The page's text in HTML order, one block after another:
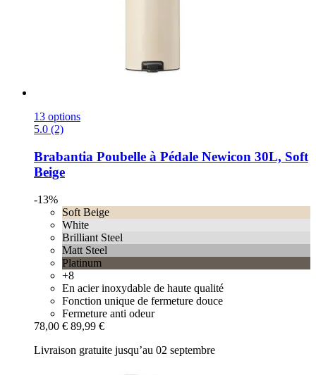
13 options
5.0 (2)
Brabantia Poubelle à Pédale Newicon 30L, Soft
Beige
-13%
Soft Beige
White
Brilliant Steel
Matt Steel
Platinum
+8
En acier inoxydable de haute qualité
Fonction unique de fermeture douce
Fermeture anti odeur
78,00 € 89,99 €
Livraison gratuite jusqu’au 02 septembre